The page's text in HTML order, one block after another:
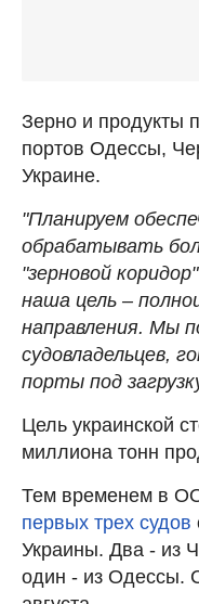
Зерно и продукты
портов Одессы,
Украине.
"Планируем
обрабатывать
"зерновой
наша цель –
направления. Мы
судовладельцев,
порты под
Цель украинской
миллиона тонн
Тем временем в
первых трех судов
Украины. Два - из
один - из Одессы.